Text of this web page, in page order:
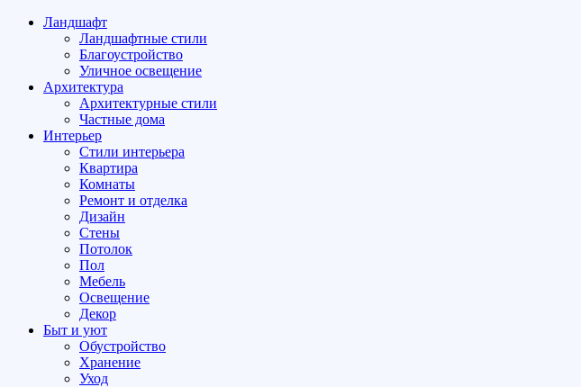
Ландшафт
Ландшафтные стили
Благоустройство
Уличное освещение
Архитектура
Архитектурные стили
Частные дома
Интерьер
Стили интерьера
Квартира
Комнаты
Ремонт и отделка
Дизайн
Стены
Потолок
Пол
Мебель
Освещение
Декор
Быт и уют
Обустройство
Хранение
Уход